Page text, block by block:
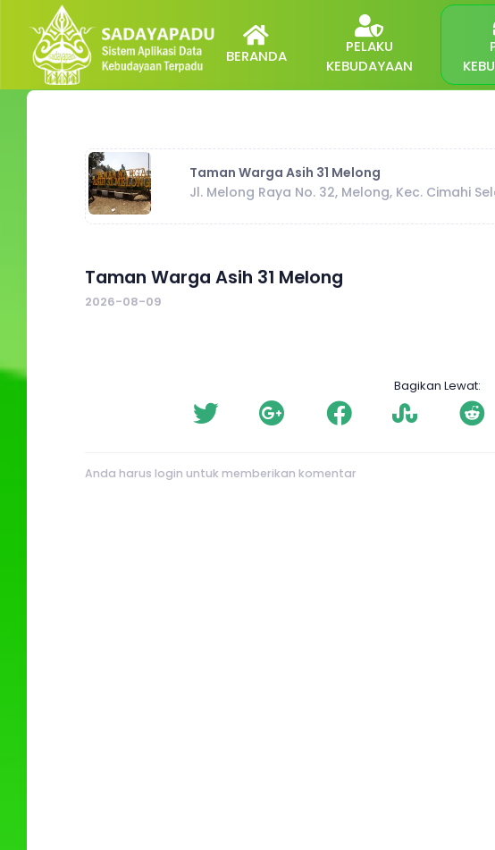
BERANDA
PELAKU
KEBUDAYAAN
Taman Warga Asih 31 Melong
Jl. Melong Raya No. 32, Melong, Kec. Cimahi
Taman Warga Asih 31 Melong
2026-08-09
Bagikan Lewat:
Anda harus login untuk memberikan komentar